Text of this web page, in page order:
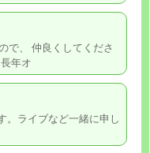
で、 仲良くしてくださ
年オ
。ライブなど一緒に申し